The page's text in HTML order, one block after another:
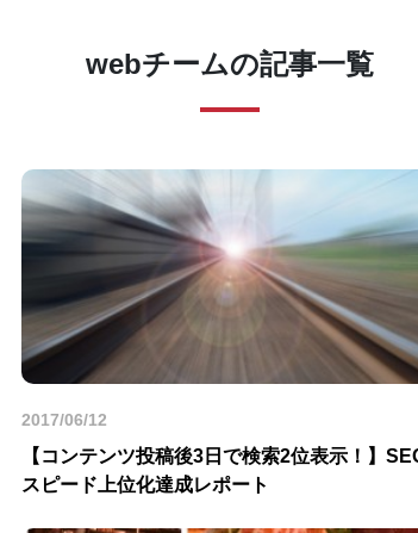
webチームの記事一覧
2017/06/12
【コンテンツ投稿後3日で検索2位表示！】
スピード上位化達成レポート